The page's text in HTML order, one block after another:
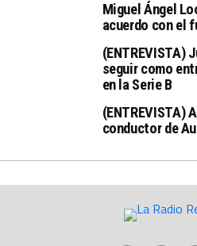
Miguel Ángel
acuerdo con el
(ENTREVISTA)
seguir como
en la Serie B
(ENTREVISTA)
conductor de